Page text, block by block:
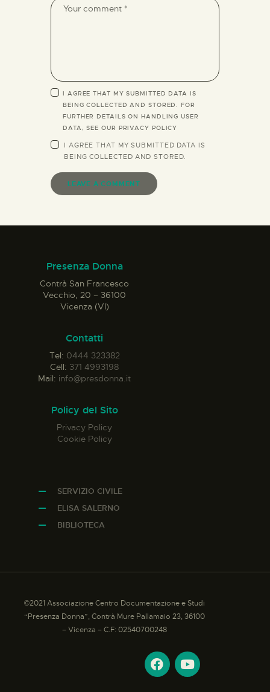
I AGREE THAT MY SUBMITTED DATA IS
BEING COLLECTED AND STORED. FOR
FURTHER DETAILS ON HANDLING USER
DATA, SEE OUR PRIVACY POLICY
I AGREE THAT MY SUBMITTED DATA IS
BEINGCOLLECTED AND STORED
Presenza Donna
Contrà San Francesco
Vecchio, 20 – 36100
Vicenza (VI)
Contatti
Tel: 0444 323382
Cell: 371 4993198
Mail: info@presdonna.it
Policy del Sito
Privacy Policy
Cookie Policy
SERVIZIO CIVILE
ELISA SALERNO
BIBLIOTECA
©2021 Associazione Centro Documentazione e Studi
“Presenza Donna”, Contrà Mure Pallamaio 23, 36100
– Vicenza – C.F: 02540700248